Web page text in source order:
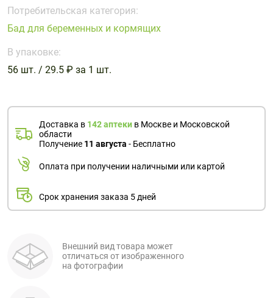
Потребительская категория:
Бад для беременных и кормящих
В упаковке:
56 шт. / 29.5 ₽ за 1 шт.
Доставка в 142 аптеки в Москве и Московской
области
Получение 11 августа - Бесплатно
Оплата при получении наличными или картой
Срок хранения заказа 5 дней
Внешний вид товара может
отличаться от изображенного
на фотографии
и гриппе
ПротивоаллергическиеПротивовоспалительные
препараты
препараты
препараты
Сердечно-
сосудистые
Система
обмена
алкоголизма
препараты
комплексы
простуде
Пробиотики
Сахарный
Тонизирующие